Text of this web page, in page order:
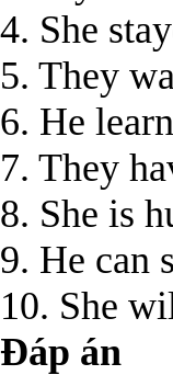
4. She
5. They
6. He
7. They
8. She is
9. He can
10. She
Đáp án